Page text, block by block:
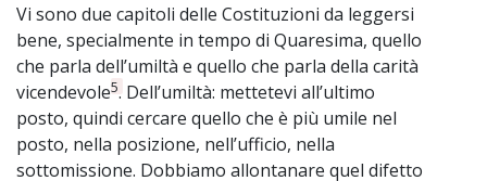
Vi sono due capitoli delle Costituzioni da leggersi
bene, specialmente in tempo di Quaresima, quello
che parla dell’umiltà e quello che parla della carità
vicendevole5. Dell’umiltà: mettetevi all’ultimo
posto, quindi cercare quello che è più umile nel
posto, nella posizione, nell’ufficio, nella
sottomissione. Dobbiamo allontanare quel difetto